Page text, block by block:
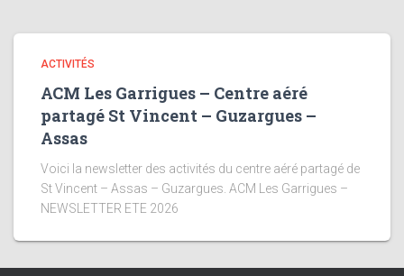
ACTIVITÉS
ACM Les Garrigues – Centre aéré
partagé St Vincent – Guzargues –
Assas
Voici la newsletter des activités du centre aéré partagé de
St Vincent – Assas – Guzargues. ACM Les Garrigues –
NEWSLETTER ETE 2026